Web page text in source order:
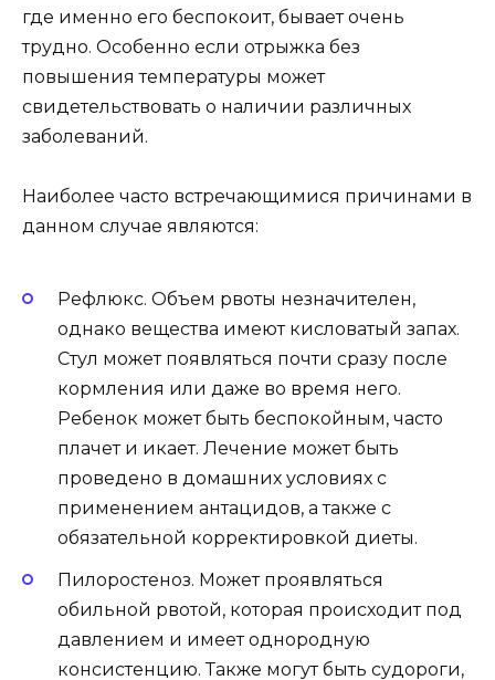
где именно его беспокоит, бывает очень
трудно. Особенно если отрыжка без
повышения температуры может
свидетельствовать о наличии различных
заболеваний.
Наиболее часто встречающимися причинами в
данном случае являются:
Рефлюкс. Объем рвоты незначителен,
однако вещества имеют кисловатый запах.
Стул может появляться почти сразу после
кормления или даже во время него.
Ребенок может быть беспокойным, часто
плачет и икает. Лечение может быть
проведено в домашних условиях с
применением антацидов, а также с
обязательной корректировкой диеты.
Пилоростеноз. Может проявляться
обильной рвотой, которая происходит под
давлением и имеет однородную
консистенцию. Также могут быть судороги,